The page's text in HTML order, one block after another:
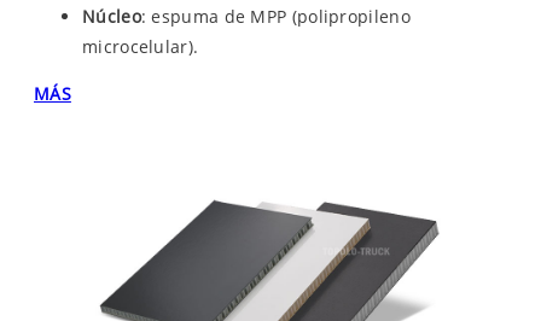
Núcleo: espuma de MPP (polipropileno
microcelular).
MÁS